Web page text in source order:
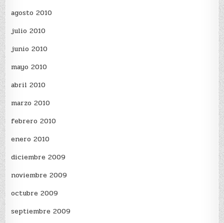
agosto 2010
julio 2010
junio 2010
mayo 2010
abril 2010
marzo 2010
febrero 2010
enero 2010
diciembre 2009
noviembre 2009
octubre 2009
septiembre 2009